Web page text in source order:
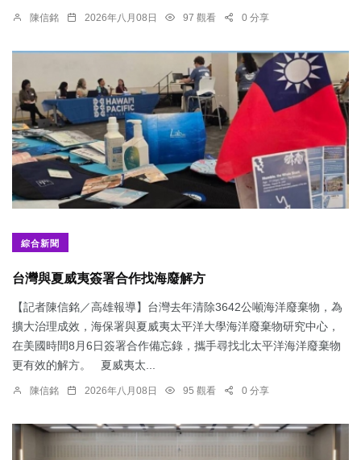
陳信銘 2026年八月08日 97 觀看 0 分享
綜合新聞
台灣與夏威夷簽署合作找海廢解方
【記者陳信銘／高雄報導】台灣去年清除3642公噸海洋廢棄物，為
擴大治理成效，海保署與夏威夷太平洋大學海洋廢棄物研究中心，
在美國時間8月6日簽署合作備忘錄，攜手尋找北太平洋海洋廢棄物
更有效的解方。 夏威夷太...
陳信銘 2026年八月08日 95 觀看 0 分享